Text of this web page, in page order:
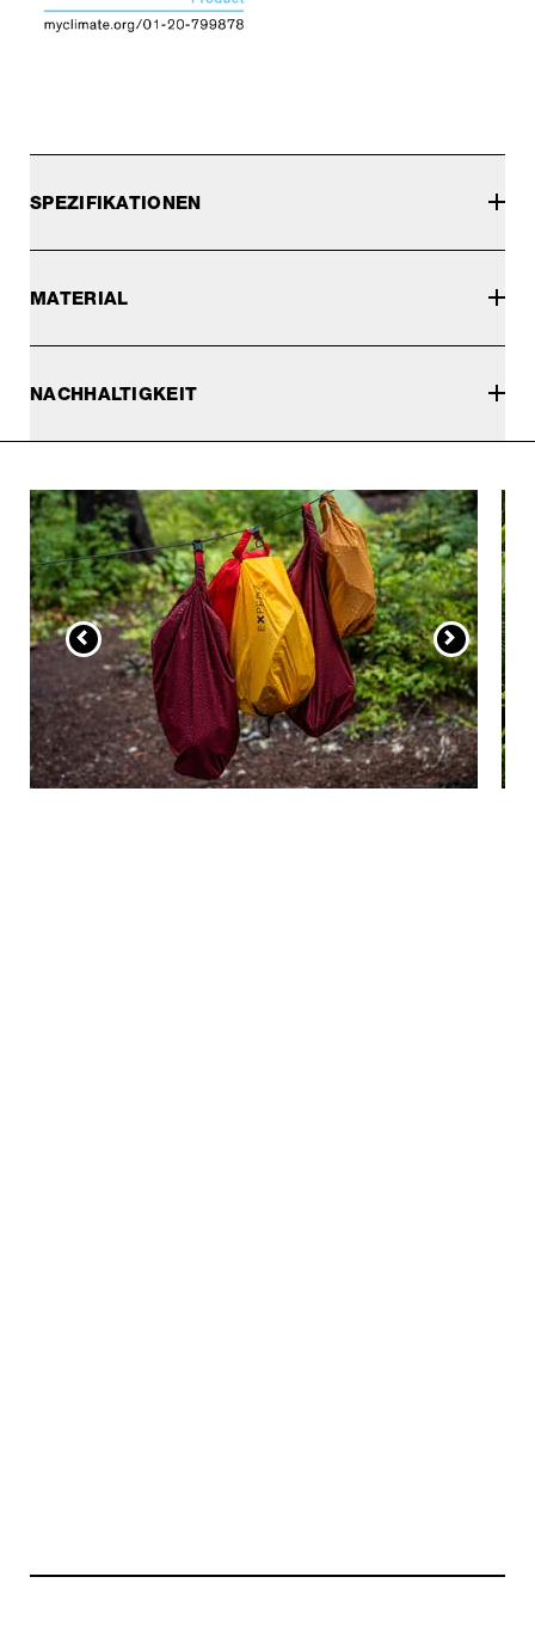
SPEZIFIKATIONEN
MATERIAL
NACHHALTIGKEIT